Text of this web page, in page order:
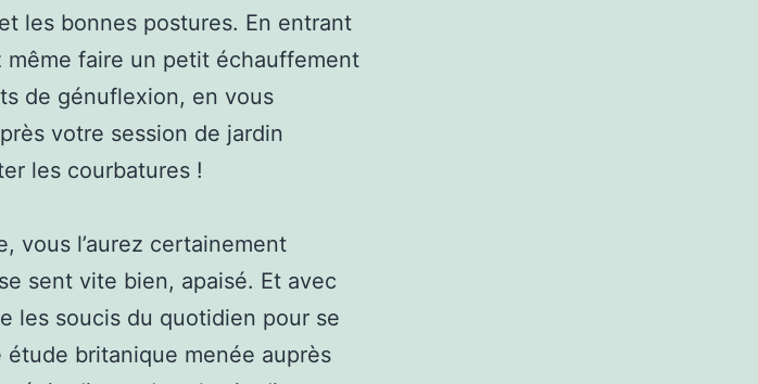
les bonnes postures. En entrant
faire un petit échauffement
de génuflexion, en vous
votre session de jardin
les courbatures !
vous l’aurez certainement
sent vite bien, apaisé. Et avec
les soucis du quotidien pour se
britanique menée auprès